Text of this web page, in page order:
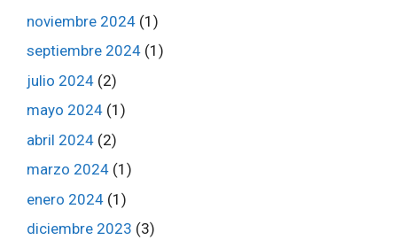
noviembre 2024 (1)
septiembre 2024 (1)
julio 2024 (2)
mayo 2024 (1)
abril 2024 (2)
marzo 2024 (1)
enero 2024 (1)
diciembre 2023 (3)